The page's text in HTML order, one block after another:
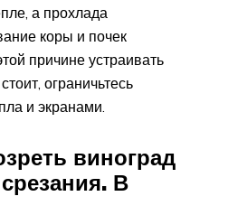
а прохлада
коры и почек
причине устраивать
ограничьтесь
и экранами.
виноград
В